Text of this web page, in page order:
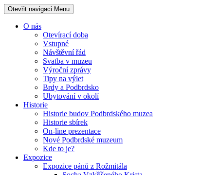
Otevřit navigaci Menu
O nás
Otevírací doba
Vstupné
Návštěvní řád
Svatba v muzeu
Výroční zprávy
Tipy na výlet
Brdy a Podbrdsko
Ubytování v okolí
Historie
Historie budov Podbrdského muzea
Historie sbírek
On-line prezentace
Nové Podbrdské muzeum
Kde to je?
Expozice
Expozice pánů z Rožmitála